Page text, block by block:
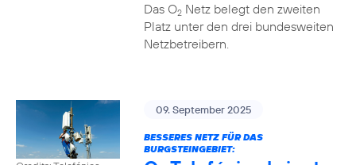
Das O2Netz belegt den zweiten
Platz unter den drei bundesweiten
Netzbetreibern.
09. September 2025
BESSERES NETZ FÜR DAS
BURGSTEINGEBIET: